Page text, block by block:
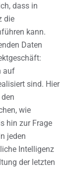
dass in
die
kann.
Daten
auf
sind. Hier
wie
hin zur Frage
jeden
Intelligenz
der letzten